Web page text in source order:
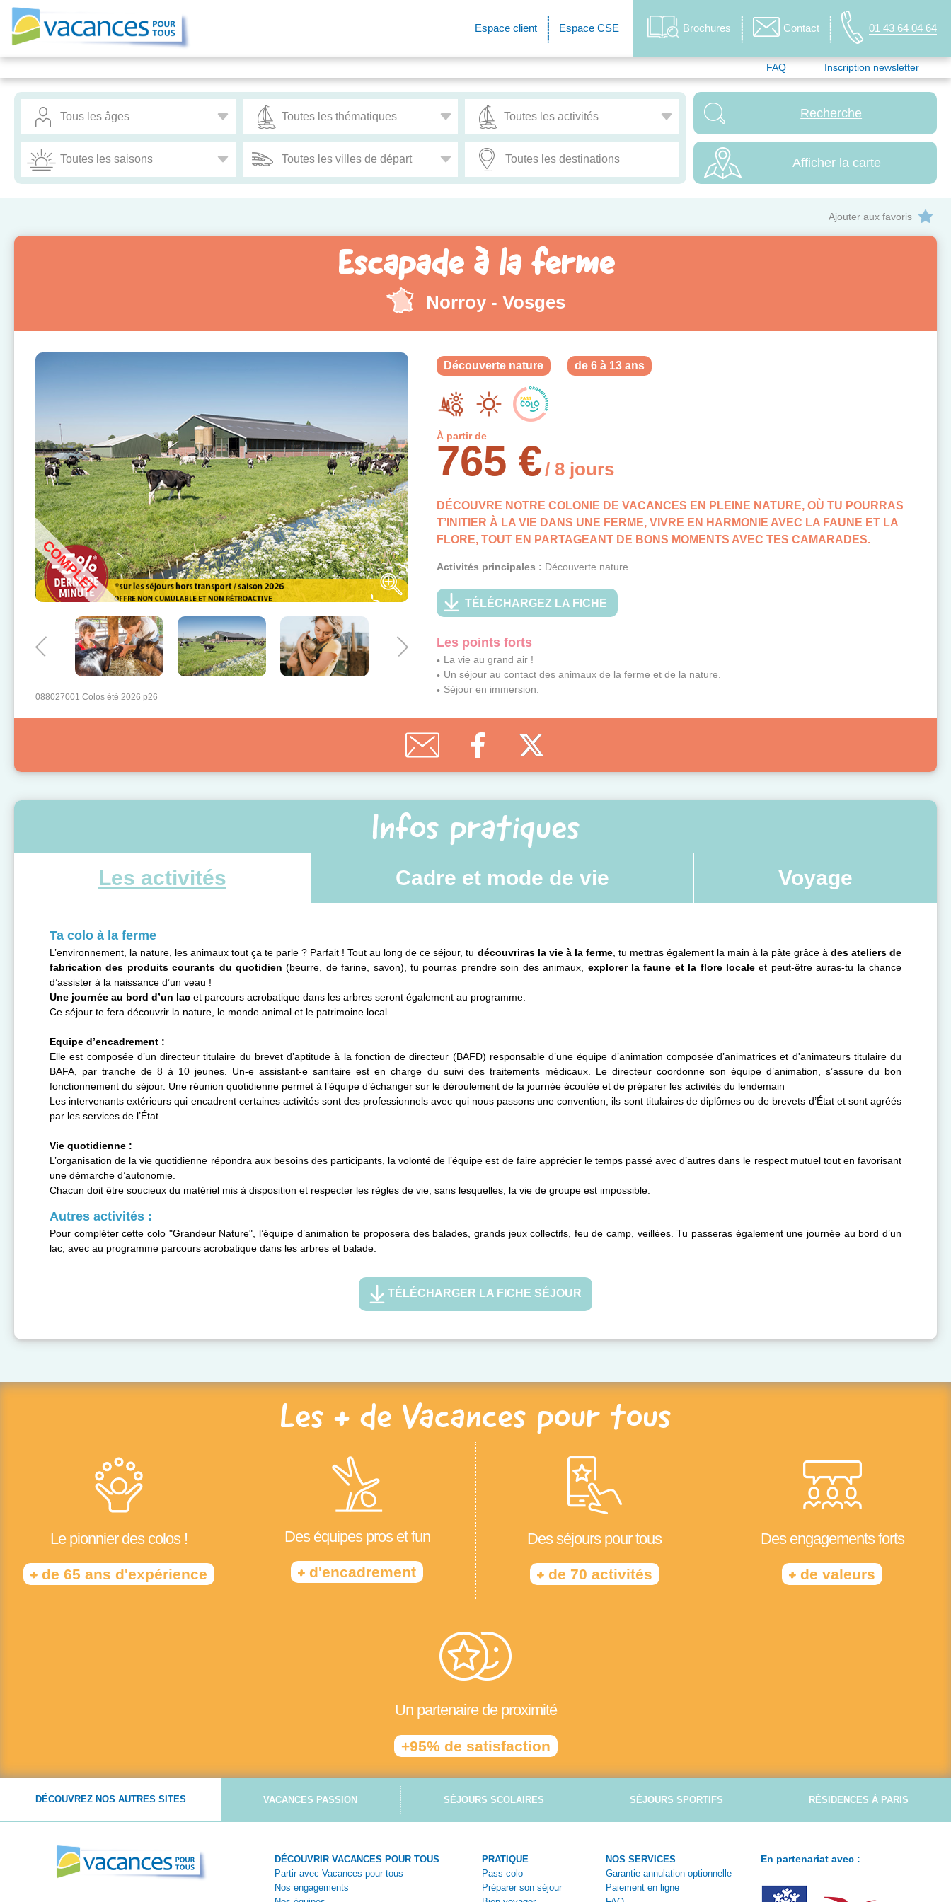
Espace client Espace CSE Brochures Contact 01 43 64 04 64
FAQ Inscription newsletter
Afficher la carte
Ajouter aux favoris
Escapade à la ferme
Norroy - Vosges
COMPLET
088027001 Colos été 2026 p26
Découverte nature de 6 à 13 ans
À partir de
765 €/ 8 jours
DÉCOUVRE NOTRE COLONIE DE VACANCES EN PLEINE NATURE, OÙ TU POURRAS
T’INITIER À LA VIE DANS UNE FERME, VIVRE EN HARMONIE AVEC LA FAUNE ET LA
FLORE, TOUT EN PARTAGEANT DE BONS MOMENTS AVEC TES CAMARADES.
Activités principales : Découverte nature
TÉLÉCHARGEZ LA FICHE
Les points forts
La vie au grand air !
Un séjour au contact des animaux de la ferme et de la nature.
Séjour en immersion.
Infos pratiques
Les activités Cadre et mode de vie Voyage
Ta colo à la ferme
L’environnement, la nature, les animaux tout ça te parle ? Parfait ! Tout au long de ce séjour, tu découvriras la vie à la ferme, tu mettras également la main à la pâte grâce à des ateliers de
fabrication des produits courants du quotidien(beurre, de farine, savon), tu pourras prendre soin des animaux, explorer la faune et la flore localeet peut-être auras-tu la chance
d’assister à la naissance d’un veau !
Une journée au bord d’un lac et parcours acrobatique dans les arbres seront également au programme.
Ce séjour te fera découvrir la nature, le monde animal et le patrimoine local.
Equipe d’encadrement :
Elle est composée d’un directeur titulaire du brevet d’aptitude à la fonction de directeur (BAFD) responsable d’une équipe d’animation composée d’animatrices et d'animateurs titulaire du
BAFA, par tranche de 8 à 10 jeunes. Un-e assistant-e sanitaire est en charge du suivi des traitements médicaux. Le directeur coordonne son équipe d’animation, s’assure du bon
fonctionnement du séjour. Une réunion quotidienne permet à l’équipe d’échanger sur le déroulement de la journée écoulée et de préparer les activités du lendemain
Les intervenants extérieurs qui encadrent certaines activités sont des professionnels avec qui nous passons une convention, ils sont titulaires de diplômes ou de brevets d’État et sont agréés
par les services de l’État.
Vie quotidienne :
L’organisation de la vie quotidienne répondra aux besoins des participants, la volonté de l’équipe est de faire apprécier le temps passé avec d’autres dans le respect mutuel tout en favorisant
une démarche d’autonomie.
Chacun doit être soucieux du matériel mis à disposition et respecter les règles de vie, sans lesquelles, la vie de groupe est impossible.
Autres activités :
Pour compléter cette colo "Grandeur Nature", l’équipe d’animation te proposera des balades, grands jeux collectifs, feu de camp, veillées. Tu passeras également une journée au bord d’un
lac, avec au programme parcours acrobatique dans les arbres et balade.
TÉLÉCHARGER LA FICHE SÉJOUR
Les + de Vacances pour tous
Le pionnier des colos !
+ de 65 ans d'expérience
Des équipes pros et fun
+ d'encadrement
Des séjours pour tous
+de 70 activités
Des engagements forts
+ de valeurs
Un partenaire de proximité
+95% de satisfaction
DÉCOUVREZ NOS AUTRES SITES VACANCES PASSION SÉJOURS SCOLAIRES SÉJOURS SPORTIFS RÉSIDENCES À PARIS
DÉCOUVRIR VACANCES POUR TOUS
Partir avec Vacances pour tous
Nos engagements
PRATIQUE
Pass colo
Préparer son séjour
NOS SERVICES
Garantie annulation optionnelle
Paiement en ligne
En partenariat avec :